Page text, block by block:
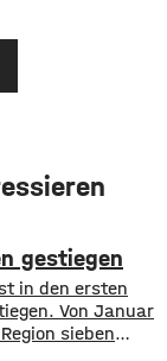
gestiegen
in den ersten
Von Januar
sieben